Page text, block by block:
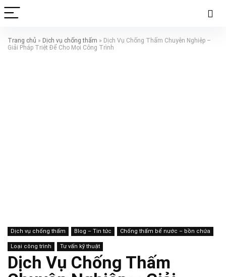
Trang chủ » Dịch vụ chống thấm » Dịch Vụ Chống Thấm Chuyên Nghiệp –
Giải Pháp Triệt Để Cho Mọi Công Trình
Dịch vụ chống thấm Blog – Tin tức Chống thấm bể nước – bồn chứa
Loại công trình Tư vấn kỹ thuật
Dịch Vụ Chống Thấm